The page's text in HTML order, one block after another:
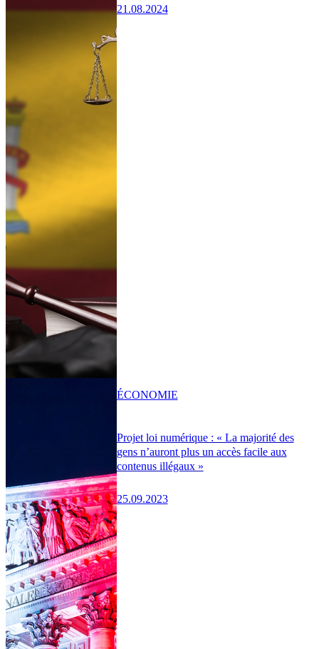
21.08.2024
Projet loi numérique : « La majorité des
gens n’auront plus un accès facile aux
contenus illégaux »
25.09.2023
ÉCONOMIE